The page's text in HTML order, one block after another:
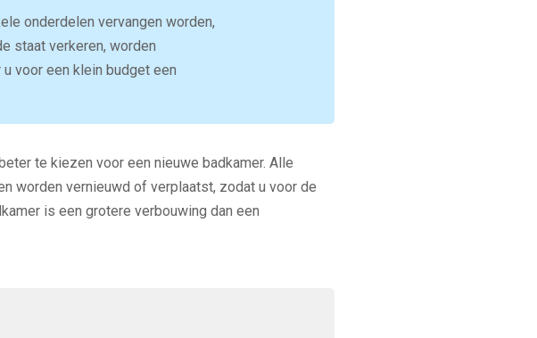
onderdelen vervangen worden,
staat verkeren, worden
voor een klein budget een
te kiezen voor een nieuwe badkamer. Alle
worden vernieuwd of verplaatst, zodat u voor de
is een grotere verbouwing dan een